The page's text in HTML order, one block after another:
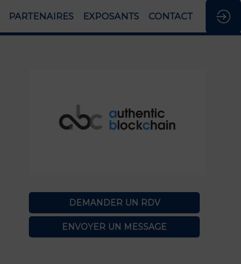
PARTENAIRES EXPOSANTS CONTACT
DEMANDER UN RDV
ENVOYER UN MESSAGE